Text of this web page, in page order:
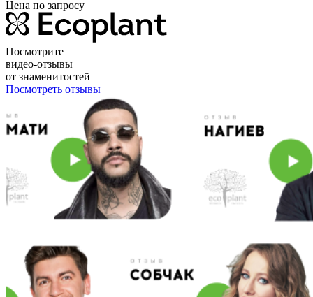
Цена по запросу
Посмотрите
видео-отзывы
от знаменитостей
Посмотреть отзывы